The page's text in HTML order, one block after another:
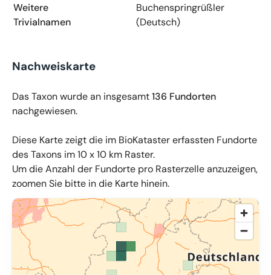
Weitere
Trivialnamen
Buchenspringrüßler
(Deutsch)
Nachweiskarte
Das Taxon wurde an insgesamt136 Fundorten
nachgewiesen.
Diese Karte zeigt die im BioKataster erfassten Fundorte
des Taxons im 10 x 10 km Raster.
Um die Anzahl der Fundorte pro Rasterzelle anzuzeigen,
zoomen Sie bitte in die Karte hinein.
© OpenMapTiles,OpenStreetMap 34u GmbH